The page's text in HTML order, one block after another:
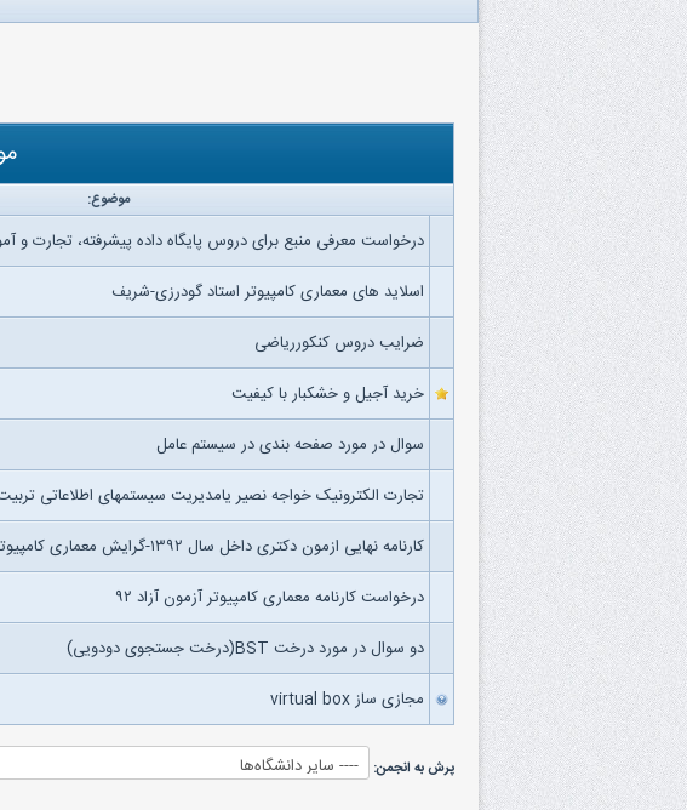
موضوع:
درخواست معرفی منبع برای دروس پایگاه داده پیشرفته، تجارت و
اسلاید های معماری کامپیوتر استاد گودرزی-شریف
ضرایب دروس کنکورریاضی
خرید آجیل و خشکبار با کیفیت
سوال در مورد صفحه بندی در سیستم عامل
تجارت الکترونیک خواجه نصیر یامدیریت سیستمهای اطلاعاتی
کارنامه نهایی ازمون دکتری داخل سال ۱۳۹۲-گرایش معماری کامپیوتر
درخواست کارنامه معماری کامپیوتر آزمون آزاد ۹۲
دو سوال در مورد درخت BST(درخت جستجوی دودویی)
مجازی ساز virtual box
پرش به انجمن: